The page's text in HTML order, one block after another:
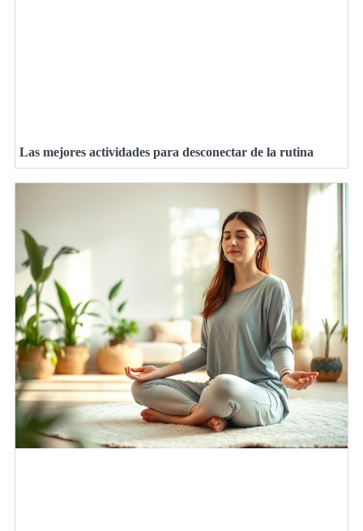
Las mejores actividades para desconectar de la rutina